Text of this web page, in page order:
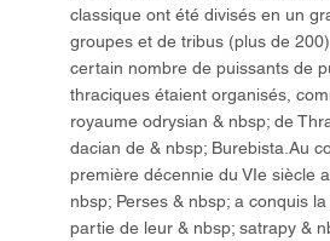
classique ont été divisés en un
groupes et de tribus (plus de
certain nombre de puissants de
thraciques étaient organisés,
royaume odrysian & nbsp; de
dacian de & nbsp; Burebista.Au
première décennie du VIe siècle
nbsp; Perses & nbsp; a conquis
partie de leur & nbsp; satrapy &